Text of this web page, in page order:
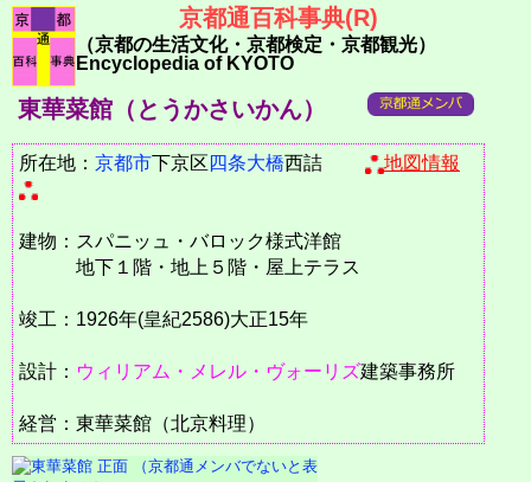
京都通百科事典(R)
（京都の生活文化・京都検定・京都観光）
Encyclopedia of KYOTO
東華菜館（とうかさいかん）
所在地： 京都市下京区 四条大橋西詰 地図情報
建物：スパニッュ・バロック様式洋館
地下１階・地上５階・屋上テラス
竣工：1926年(皇紀2586)大正15年
設計： ウィリアム・メレル・ヴォーリズ建築事務所
経営：東華菜館（北京料理）